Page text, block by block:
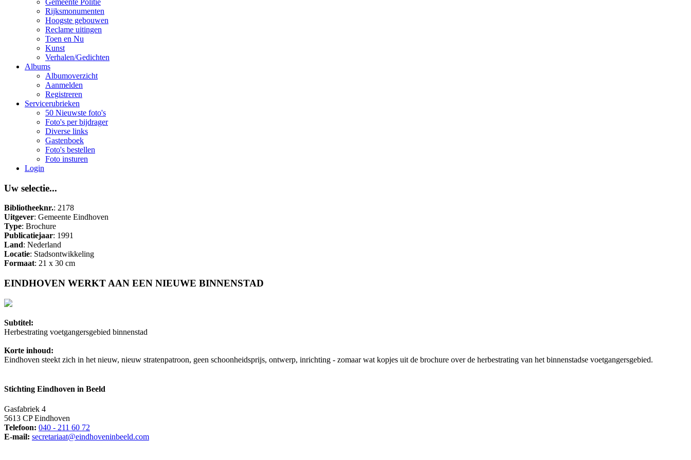
Gemeente Politie
Rijksmonumenten
Hoogste gebouwen
Reclame uitingen
Toen en Nu
Kunst
Verhalen/Gedichten
Albums
Albumoverzicht
Aanmelden
Registreren
Servicerubrieken
50 Nieuwste foto's
Foto's per bijdrager
Diverse links
Gastenboek
Foto's bestellen
Foto insturen
Login
Uw selectie...
Bibliotheeknr.: 2178
Uitgever: Gemeente Eindhoven
Type: Brochure
Publicatiejaar: 1991
Land: Nederland
Locatie: Stadsontwikkeling
Formaat: 21 x 30 cm
EINDHOVEN WERKT AAN EEN NIEUWE BINNENSTAD
Subtitel:
Herbestrating voetgangersgebied binnenstad
Korte inhoud:
Eindhoven steekt zich in het nieuw, nieuw stratenpatroon, geen schoonheidsprijs, ontwerp, inrichting - zomaar wat kopjes uit de brochure over de herbestrating van het binnenstadse voetgangersgebied.
Stichting Eindhoven in Beeld
Gasfabriek 4
5613 CP Eindhoven
Telefoon: 040 - 211 60 72
E-mail: secretariaat@eindhoveninbeeld.com